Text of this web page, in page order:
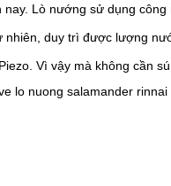
Lò nướng sử dụng
duy trì được lượng
Vì vậy mà không cần